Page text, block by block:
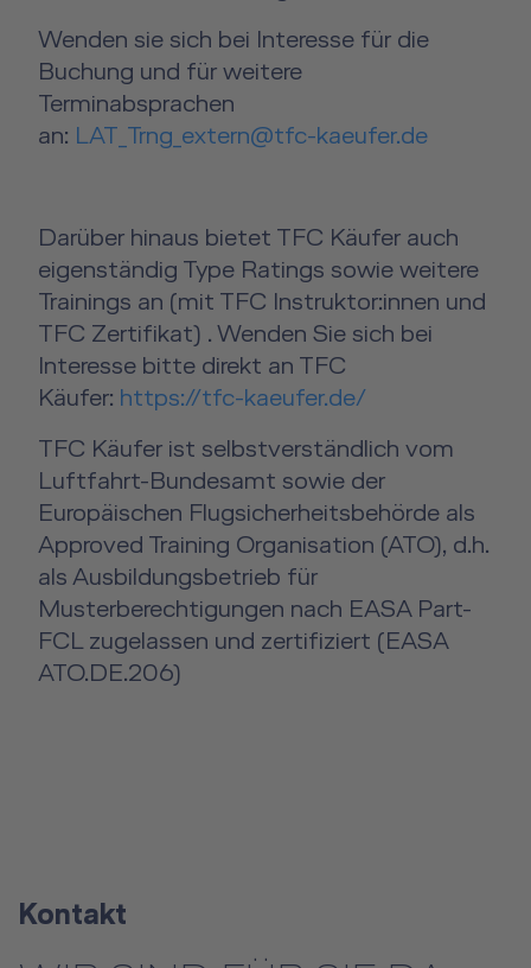
Wenden sie sich bei Interesse für die
Buchung und für weitere
Terminabsprachen
an: LAT_Trng_extern@tfc-kaeufer.de
Darüber hinaus bietet TFC Käufer auch
eigenständig Type Ratings sowie weitere
Trainings an (mit TFC Instruktor:innen und
TFC Zertifikat) . Wenden Sie sich bei
Interesse bitte direkt an TFC
Käufer: https://tfc-kaeufer.de/
TFC Käufer ist selbstverständlich vom
Luftfahrt-Bundesamt sowie der
Europäischen Flugsicherheitsbehörde als
Approved Training Organisation (ATO), d.h.
als Ausbildungsbetrieb für
Musterberechtigungen nach EASA Part-
FCL zugelassen und zertifiziert (EASA
ATO.DE.206)
Kontakt